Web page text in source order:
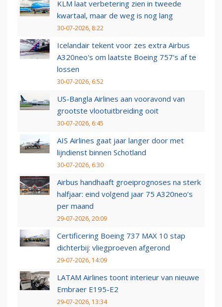
KLM laat verbetering zien in tweede
kwartaal, maar de weg is nog lang
30-07-2026, 8:22
Icelandair tekent voor zes extra Airbus
A320neo's om laatste Boeing 757's af te
lossen
30-07-2026, 6:52
US-Bangla Airlines aan vooravond van
grootste vlootuitbreiding ooit
30-07-2026, 6:45
AIS Airlines gaat jaar langer door met
lijndienst binnen Schotland
30-07-2026, 6:30
Airbus handhaaft groeiprognoses na sterk
halfjaar: eind volgend jaar 75 A320neo’s
per maand
29-07-2026, 20:09
Certificering Boeing 737 MAX 10 stap
dichterbij: vliegproeven afgerond
29-07-2026, 14:09
LATAM Airlines toont interieur van nieuwe
Embraer E195-E2
29-07-2026, 13:34